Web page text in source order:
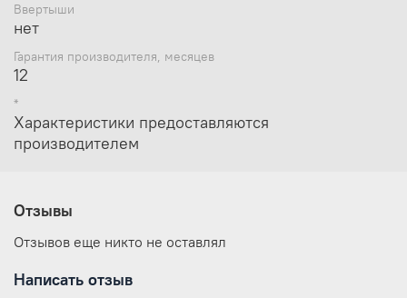
Ввертыши
нет
Гарантия производителя, месяцев
12
*
Характеристики предоставляются
производителем
Отзывы
Отзывов еще никто не оставлял
Написать отзыв